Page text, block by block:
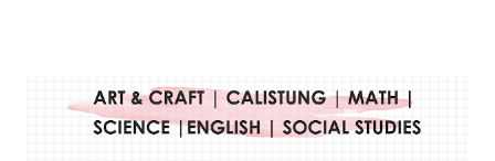
menggunakan bahan dasar cat air, cat akrilik, atau cat minyak dengan
sapuan warna cat yang tebal. Dengan memberikan sapuan warna